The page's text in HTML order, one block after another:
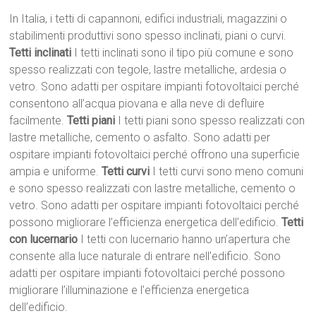
In Italia, i tetti di capannoni, edifici industriali, magazzini o
stabilimenti produttivi sono spesso inclinati, piani o curvi.
Tetti inclinati I tetti inclinati sono il tipo più comune e sono
spesso realizzati con tegole, lastre metalliche, ardesia o
vetro. Sono adatti per ospitare impianti fotovoltaici perché
consentono all’acqua piovana e alla neve di defluire
facilmente.Tetti piani I tetti piani sono spesso realizzati con
lastre metalliche, cemento o asfalto. Sono adatti per
ospitare impianti fotovoltaici perché offrono una superficie
ampia e uniforme.Tetti curvi I tetti curvi sono meno comuni
e sono spesso realizzati con lastre metalliche, cemento o
vetro. Sono adatti per ospitare impianti fotovoltaici perché
possono migliorare l’efficienza energetica dell’edificio.Tetti
con lucernario I tetti con lucernario hanno un’apertura che
consente alla luce naturale di entrare nell’edificio. Sono
adatti per ospitare impianti fotovoltaici perché possono
migliorare l’illuminazione e l’efficienza energetica
dell’edificio.